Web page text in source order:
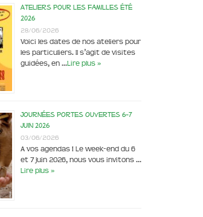
Ateliers pour les familles été
2026
28/06/2026
Voici les dates de nos ateliers pour
les particuliers. Il s’agit de visites
guidées, en …Lire plus »
Journées portes ouvertes 6-7
juin 2026
03/06/2026
A vos agendas ! Le week-end du 6
et 7 juin 2026, nous vous invitons …
Lire plus »